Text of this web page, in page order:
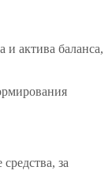
актива баланса,
за